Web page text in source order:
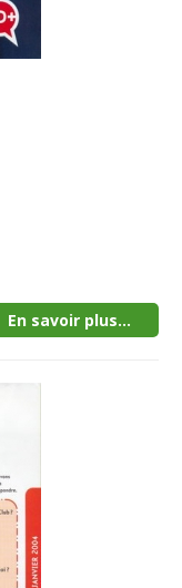
En savoir plus...